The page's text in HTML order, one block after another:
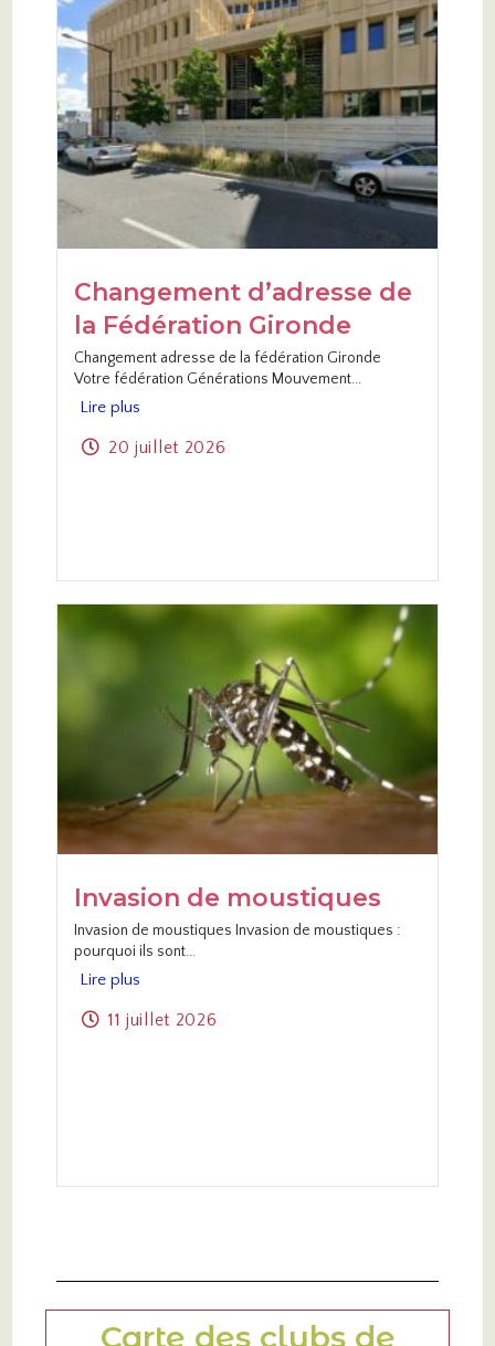
Changement d’adresse de
la Fédération Gironde
Changement adresse de la fédération Gironde
Votre fédération Générations Mouvement...
Lire plus
20 juillet 2026
Invasion de moustiques
Invasion de moustiques Invasion de moustiques :
pourquoi ils sont...
Lire plus
11 juillet 2026
Carte des clubs de